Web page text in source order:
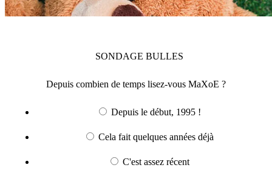
SONDAGE BULLES
Depuis combien de temps lisez-vous MaXoE ?
Depuis le début, 1995 !
Cela fait quelques années déjà
C'est assez récent